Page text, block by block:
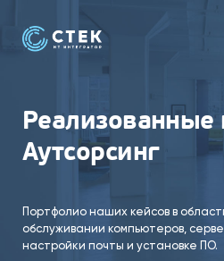
Реализованные
Аутсорсинг
Портфолио наших кейсов в
обслуживании компьютеров,
настройки почты и установке ПО.